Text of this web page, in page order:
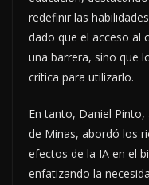
redefinir las
dado que el acceso al
una barrera, sino que
crítica para utilizarlo.
En tanto, Daniel Pinto,
de Minas, abordó los
efectos de la IA en el
enfatizando la